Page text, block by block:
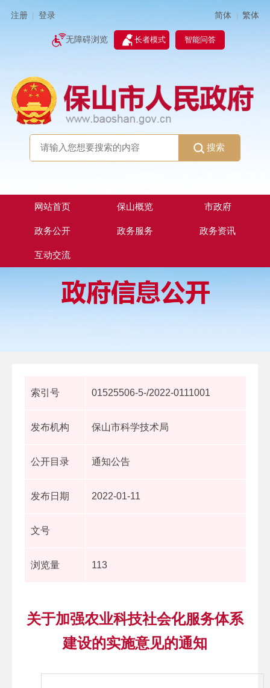
注册 登录 简体 | 繁体
无障碍浏览 长者模式 智能问答
搜索
网站首页 保山概览 市政府
政务公开 政务服务 政务资讯
互动交流
索引号 01525506-5-/2022-0111001
发布机构 保山市科学技术局
公开目录 通知公告
发布日期 2022-01-11
文号
浏览量 113
关于加强农业科技社会化服务体系
建设的实施意见的通知